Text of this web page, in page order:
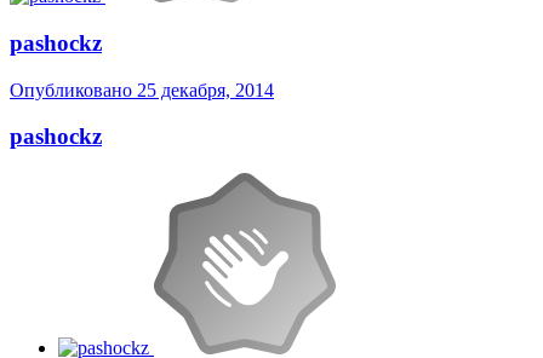
pashockz
Опубликовано 25 декабря, 2014
pashockz